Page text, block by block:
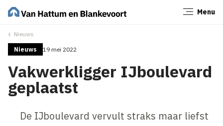
Menu
Nieuws
Nieuws 19 mei 2022
Vakwerkligger IJboulevard
geplaatst
De IJboulevard vervult straks maar liefst
Sluiten